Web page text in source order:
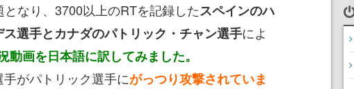
なり、3700以上のRTを記録したスペインのハ
選手とカナダのパトリック・チャン選手によ
動画を日本語に訳してみました。
がパトリック選手にがっつり攻撃されていま